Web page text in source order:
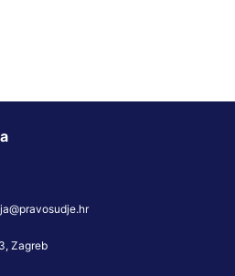
Zagreb